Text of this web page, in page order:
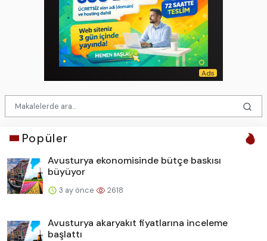
Popüler
Avusturya ekonomisinde bütçe baskısı
büyüyor
3 ay önce 2618
Avusturya akaryakıt fiyatlarına inceleme
başlattı